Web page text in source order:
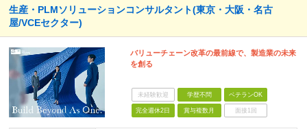
生産・PLMソリューションコンサルタント(東京・大阪・名古
屋/VCEセクター)
バリューチェーン改革の最前線で、製造業の未来
を創る
未経験歓迎 学歴不問 ベテランOK
完全週休2日 賞与複数月 面接1回